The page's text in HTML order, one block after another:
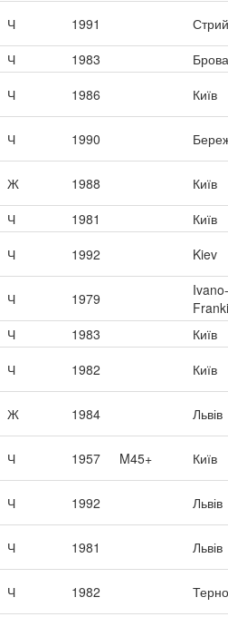
Ч 1991
Стрий
Ч 1983
Ч 1986 Київ
Ч 1990
Ж 1988
Київ
Ч 1981
Київ
Ч 1992 Kiev
Ч 1979
Ivano-
Ч 1983
Київ
Ч 1982 Київ
Ж 1984 Львів
Ч 1957 M45+ Київ
Ч 1992 Львів
Ч 1981 Львів
Ч 1982